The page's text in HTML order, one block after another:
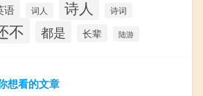
语 词人 诗人 诗词
不 都是 长辈 陆游
想看的文章